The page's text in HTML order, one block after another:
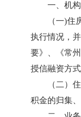
一、机
（一)
执行情况，
要》、《常
授信融资方
（二）
积金的归集